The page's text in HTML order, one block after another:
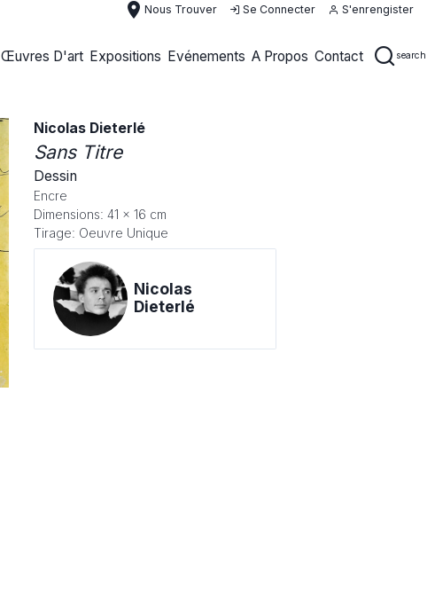
place Nous Trouver Se Connecter S'enrengister
Œuvres D'art Expositions Evénements A Propos Contact search
Nicolas Dieterlé
Sans Titre
Dessin
Encre
Dimensions: 41 x 16 cm
Tirage: Oeuvre Unique
Nicolas
Dieterlé